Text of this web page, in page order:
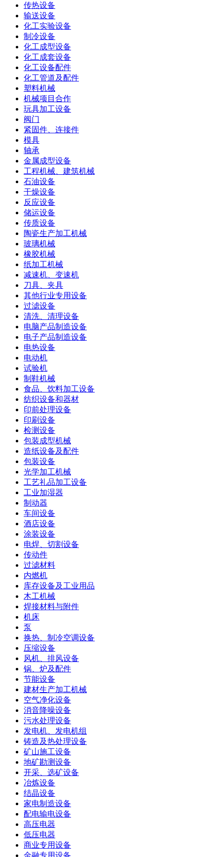
传热设备
输送设备
化工实验设备
制冷设备
化工成型设备
化工成套设备
化工设备配件
化工管道及配件
塑料机械
机械项目合作
玩具加工设备
阀门
紧固件、连接件
模具
轴承
金属成型设备
工程机械、建筑机械
石油设备
干燥设备
反应设备
储运设备
传质设备
陶瓷生产加工机械
玻璃机械
橡胶机械
纸加工机械
减速机、变速机
刀具、夹具
其他行业专用设备
过滤设备
清洗、清理设备
电脑产品制造设备
电子产品制造设备
电热设备
电动机
试验机
制鞋机械
食品、饮料加工设备
纺织设备和器材
印前处理设备
印刷设备
检测设备
包装成型机械
造纸设备及配件
包装设备
光学加工机械
工艺礼品加工设备
工业加湿器
制动器
车间设备
酒店设备
涂装设备
电焊、切割设备
传动件
过滤材料
内燃机
库存设备及工业用品
木工机械
焊接材料与附件
机床
泵
换热、制冷空调设备
压缩设备
风机、排风设备
锅、炉及配件
节能设备
建材生产加工机械
空气净化设备
消音降噪设备
污水处理设备
发电机、发电机组
铸造及热处理设备
矿山施工设备
地矿勘测设备
开采、选矿设备
冶炼设备
结晶设备
家电制造设备
配电输电设备
高压电器
低压电器
商业专用设备
金融专用设备